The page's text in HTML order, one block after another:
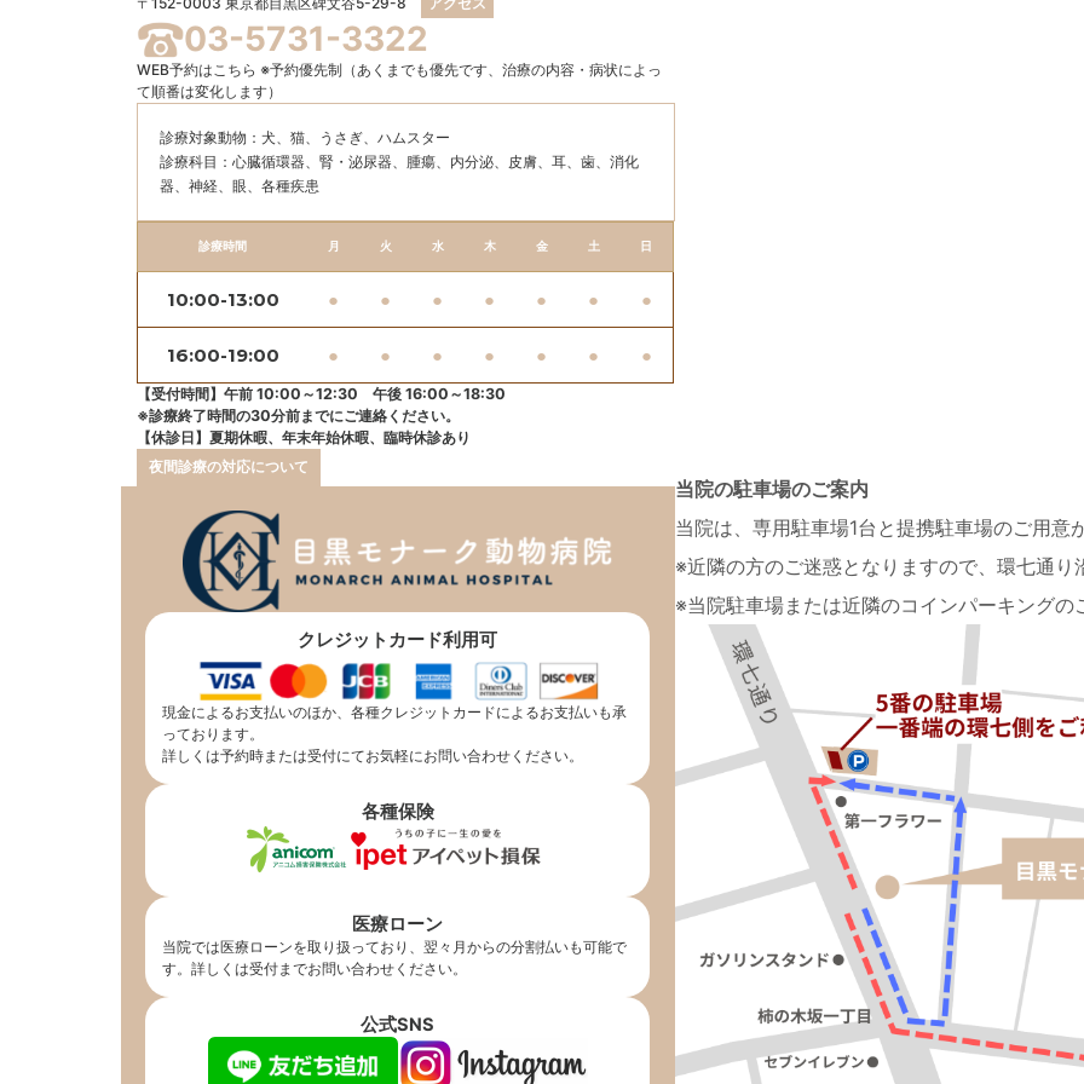
アクセス
03-5731-3322
WEB予約はこちら ※予約優先制（あくまでも優先です、治療の内容・病状によっ
て順番は変化します）
診療対象動物：犬、猫、うさぎ、ハムスター
診療科目：⼼臓循環器、腎・泌尿器、腫瘍、内分泌、⽪膚、耳、歯、消化
器、神経、眼、各種疾患
診療時間 月 火 水 木 金 土 日
10:00-13:00 ● ● ● ● ● ● ●
16:00-19:00 ● ● ● ● ● ● ●
【受付時間】午前 10:00～12:30 午後 16:00～18:30
※診療終了時間の30分前までにご連絡ください。
【休診日】夏期休暇、年末年始休暇、臨時休診あり
夜間診療の対応について
クレジットカード利用可
現金によるお支払いのほか、各種クレジットカードによるお支払いも承
っております。
詳しくは予約時または受付にてお気軽にお問い合わせください。
各種保険
医療ローン
当院では医療ローンを取り扱っており、翌々月からの分割払いも可能で
す。詳しくは受付までお問い合わせください。
公式SNS
当院の駐車場のご案内
当院は、専用駐車場1台と提携駐車場のご用意
※近隣の方のご迷惑となりますので、環七通り
※当院駐車場または近隣のコインパーキングの